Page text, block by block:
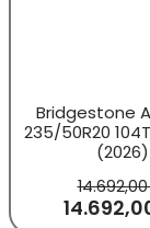
Bridgestone
235/50R20
(2026)
14.692,00